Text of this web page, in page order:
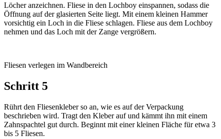
Löcher anzeichnen. Fliese in den Lochboy einspannen, sodass die
Öffnung auf der glasierten Seite liegt. Mit einem kleinen Hammer
vorsichtig ein Loch in die Fliese schlagen. Fliese aus dem Lochboy
nehmen und das Loch mit der Zange vergrößern.
Fliesen verlegen im Wandbereich
Schritt 5
Rührt den Fliesenkleber so an, wie es auf der Verpackung
beschrieben wird. Tragt den Kleber auf und kämmt ihn mit einem
Zahnspachtel gut durch. Beginnt mit einer kleinen Fläche für etwa 3
bis 5 Fliesen.